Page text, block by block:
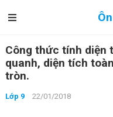
Công thức tính diện
quanh, diện tích
tròn.
Lớp 9 22/01/2018